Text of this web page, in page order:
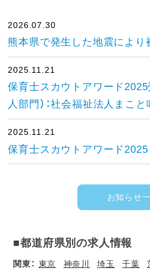
2026.07.30
熊本県で発生した地震により
2025.11.21
保育士スカウトアワード2025
人部門）：社会福祉法人まこ
2025.11.21
保育士スカウトアワード
お知らせ
■都道府県別の求人情報
関東： 東京 神奈川 埼玉 千葉